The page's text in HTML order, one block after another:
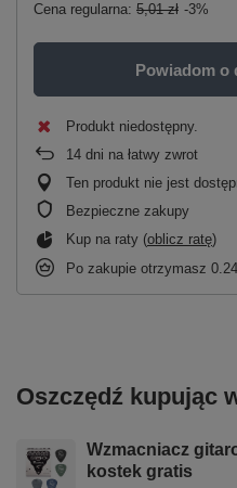
Cena regularna: 5,01 zł -3%
Powiadom o
Produkt niedostępny
14 dni na łatwy zwrot
Ten produkt nie jest
Bezpieczne zakupy
Kup na raty (oblicz ratę)
Po zakupie otrzymasz
Oszczędź kupując
Wzmacniacz
kostek gratis